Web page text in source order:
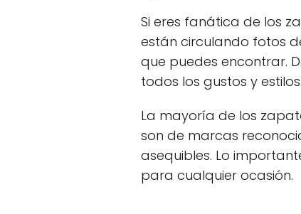
Si eres fanática de los
están circulando fotos
que puedes encontrar.
todos los gustos y estilos.
La mayoría de los
son de marcas
asequibles. Lo
para cualquier ocasión.